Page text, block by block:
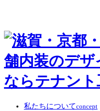
私たちについてconcept